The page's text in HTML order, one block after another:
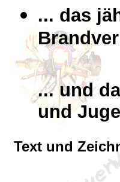
... das
... und
und
Text und